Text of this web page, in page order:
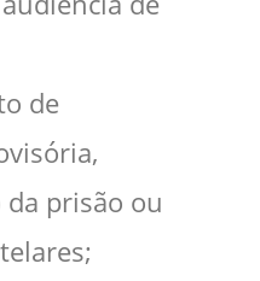
de
prisão ou